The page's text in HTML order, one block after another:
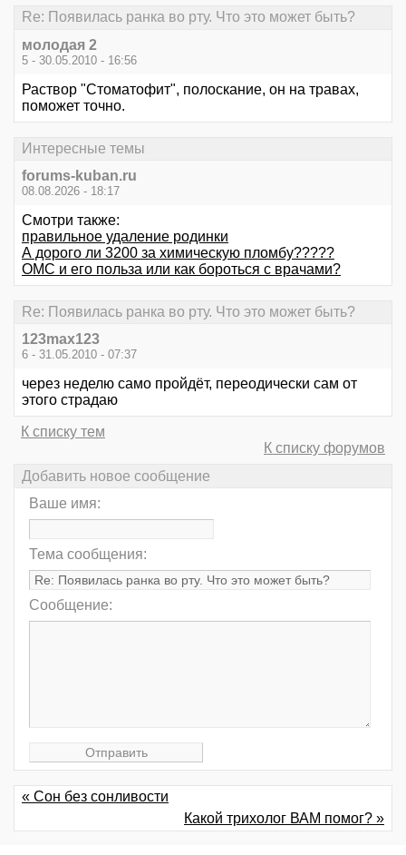
Re: Появилась ранка во рту. Что это может быть?
молодая 2
5 - 30.05.2010 - 16:56
Раствор "Стоматофит", полоскание, он на травах,
поможет точно.
Интересные темы
forums-kuban.ru
08.08.2026 - 18:17
Смотри также:
правильное удаление родинки
А дорого ли 3200 за химическую пломбу?????
ОМС и его польза или как бороться с врачами?
Re: Появилась ранка во рту. Что это может быть?
123max123
6 - 31.05.2010 - 07:37
через неделю само пройдёт, переодически сам от
этого страдаю
К списку тем
К списку форумов
Добавить новое сообщение
Ваше имя:
Тема сообщения:
Сообщение:
« Сон без сонливости
Какой трихолог ВАМ помог? »